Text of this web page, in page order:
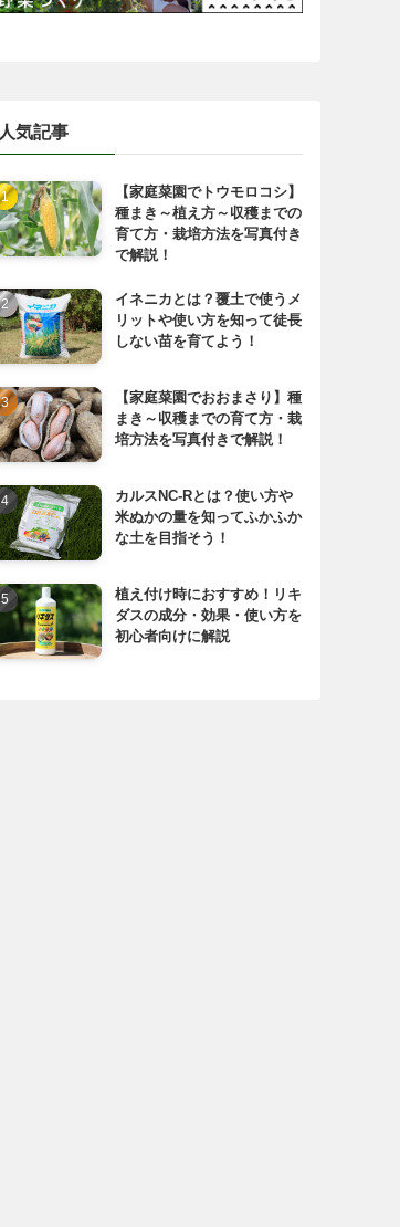
人気記事
【家庭菜園でトウモロコシ】
種まき～植え方～収穫までの
育て方・栽培方法を写真付き
で解説！
イネニカとは？覆土で使うメ
リットや使い方を知って徒長
しない苗を育てよう！
【家庭菜園でおおまさり】種
まき～収穫までの育て方・栽
培方法を写真付きで解説！
カルスNC-Rとは？使い方や
米ぬかの量を知ってふかふか
な土を目指そう！
植え付け時におすすめ！リキ
ダスの成分・効果・使い方を
初心者向けに解説